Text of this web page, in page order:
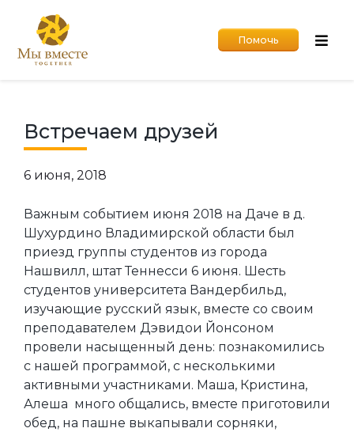
Помочь
Встречаем друзей
6 июня, 2018
Важным событием июня 2018 на Даче в д.
Шухурдино Владимирской области был
приезд группы студентов из города
Нашвилл, штат Теннесси 6 июня. Шесть
студентов университета Вандербильд,
изучающие русский язык, вместе со своим
преподавателем Дэвидои Йонсоном
провели насыщенный день: познакомились
с нашей программой, с несколькими
активными участниками. Маша, Кристина,
Алеша много общались, вместе приготовили
обед, на пашне выкапывали сорняки,